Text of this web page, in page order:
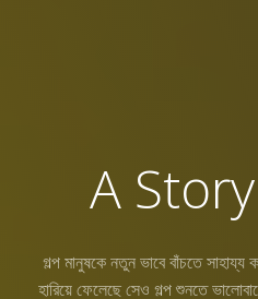
A
গল্প মানুষকে নতুন ভাবে বাঁচতে
হারিয়ে ফেলেছে সেও গল্প শুনতে